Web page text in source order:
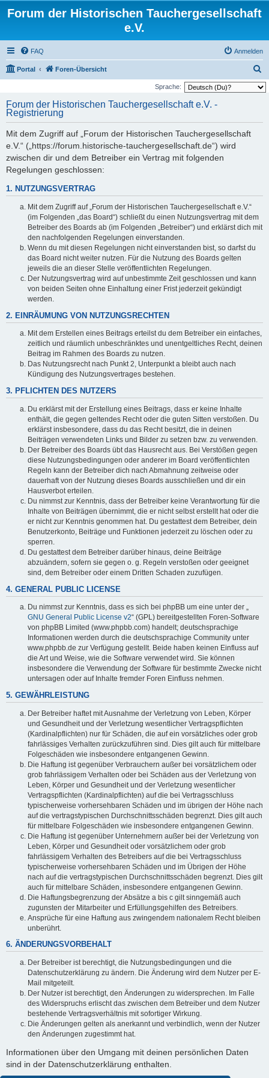
Forum der Historischen Tauchergesellschaft
e.V.
FAQ Anmelden
Portal Foren-Übersicht
u
Sprache:
Forum der Historischen Tauchergesellschaft e.V. -
Registrierung
Mit dem Zugriff auf „Forum der Historischen Tauchergesellschaft
e.V.“ („https://forum.historische-tauchergesellschaft.de“) wird
zwischen dir und dem Betreiber ein Vertrag mit folgenden
Regelungen geschlossen:
1. NUTZUNGSVERTRAG
Mit dem Zugriff auf „Forum der Historischen Tauchergesellschaft e.V.“
(im Folgenden „das Board“) schließt du einen Nutzungsvertrag mit dem
Betreiber des Boards ab (im Folgenden „Betreiber“) und erklärst dich mit
den nachfolgenden Regelungen einverstanden.
Wenn du mit diesen Regelungen nicht einverstanden bist, so darfst du
das Board nicht weiter nutzen. Für die Nutzung des Boards gelten
jeweils die an dieser Stelle veröffentlichten Regelungen.
Der Nutzungsvertrag wird auf unbestimmte Zeit geschlossen und kann
von beiden Seiten ohne Einhaltung einer Frist jederzeit gekündigt
werden.
2. EINRÄUMUNG VON NUTZUNGSRECHTEN
Mit dem Erstellen eines Beitrags erteilst du dem Betreiber ein einfaches,
zeitlich und räumlich unbeschränktes und unentgeltliches Recht, deinen
Beitrag im Rahmen des Boards zu nutzen.
Das Nutzungsrecht nach Punkt 2, Unterpunkt a bleibt auch nach
Kündigung des Nutzungsvertrages bestehen.
3. PFLICHTEN DES NUTZERS
Du erklärst mit der Erstellung eines Beitrags, dass er keine Inhalte
enthält, die gegen geltendes Recht oder die guten Sitten verstoßen. Du
erklärst insbesondere, dass du das Recht besitzt, die in deinen
Beiträgen verwendeten Links und Bilder zu setzen bzw. zu verwenden.
Der Betreiber des Boards übt das Hausrecht aus. Bei Verstößen gegen
diese Nutzungsbedingungen oder anderer im Board veröffentlichten
Regeln kann der Betreiber dich nach Abmahnung zeitweise oder
dauerhaft von der Nutzung dieses Boards ausschließen und dir ein
Hausverbot erteilen.
Du nimmst zur Kenntnis, dass der Betreiber keine Verantwortung für die
Inhalte von Beiträgen übernimmt, die er nicht selbst erstellt hat oder die
er nicht zur Kenntnis genommen hat. Du gestattest dem Betreiber, dein
Benutzerkonto, Beiträge und Funktionen jederzeit zu löschen oder zu
sperren.
Du gestattest dem Betreiber darüber hinaus, deine Beiträge
abzuändern, sofern sie gegen o. g. Regeln verstoßen oder geeignet
sind, dem Betreiber oder einem Dritten Schaden zuzufügen.
4. GENERAL PUBLIC LICENSE
Du nimmst zur Kenntnis, dass es sich bei phpBB um eine unter der „
GNU General Public License v2“ (GPL) bereitgestellten Foren-Software
von phpBB Limited (www.phpbb.com) handelt; deutschsprachige
Informationen werden durch die deutschsprachige Community unter
www.phpbb.de zur Verfügung gestellt. Beide haben keinen Einfluss auf
die Art und Weise, wie die Software verwendet wird. Sie können
insbesondere die Verwendung der Software für bestimmte Zwecke nicht
untersagen oder auf Inhalte fremder Foren Einfluss nehmen.
5. GEWÄHRLEISTUNG
Der Betreiber haftet mit Ausnahme der Verletzung von Leben, Körper
und Gesundheit und der Verletzung wesentlicher Vertragspflichten
(Kardinalpflichten) nur für Schäden, die auf ein vorsätzliches oder grob
fahrlässiges Verhalten zurückzuführen sind. Dies gilt auch für mittelbare
Folgeschäden wie insbesondere entgangenen Gewinn.
Die Haftung ist gegenüber Verbrauchern außer bei vorsätzlichem oder
grob fahrlässigem Verhalten oder bei Schäden aus der Verletzung von
Leben, Körper und Gesundheit und der Verletzung wesentlicher
Vertragspflichten (Kardinalpflichten) auf die bei Vertragsschluss
typischerweise vorhersehbaren Schäden und im übrigen der Höhe nach
auf die vertragstypischen Durchschnittsschäden begrenzt. Dies gilt auch
für mittelbare Folgeschäden wie insbesondere entgangenen Gewinn.
Die Haftung ist gegenüber Unternehmern außer bei der Verletzung von
Leben, Körper und Gesundheit oder vorsätzlichem oder grob
fahrlässigem Verhalten des Betreibers auf die bei Vertragsschluss
typischerweise vorhersehbaren Schäden und im Übrigen der Höhe
nach auf die vertragstypischen Durchschnittsschäden begrenzt. Dies gilt
auch für mittelbare Schäden, insbesondere entgangenen Gewinn.
Die Haftungsbegrenzung der Absätze a bis c gilt sinngemäß auch
zugunsten der Mitarbeiter und Erfüllungsgehilfen des Betreibers.
Ansprüche für eine Haftung aus zwingendem nationalem Recht bleiben
unberührt.
6. ÄNDERUNGSVORBEHALT
Der Betreiber ist berechtigt, die Nutzungsbedingungen und die
Datenschutzerklärung zu ändern. Die Änderung wird dem Nutzer per E-
Mail mitgeteilt.
Der Nutzer ist berechtigt, den Änderungen zu widersprechen. Im Falle
des Widerspruchs erlischt das zwischen dem Betreiber und dem Nutzer
bestehende Vertragsverhältnis mit sofortiger Wirkung.
Die Änderungen gelten als anerkannt und verbindlich, wenn der Nutzer
den Änderungen zugestimmt hat.
Informationen über den Umgang mit deinen persönlichen Daten
sind in der Datenschutzerklärung enthalten.